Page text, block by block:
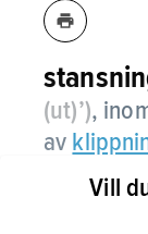
(ut)’),
av
från en
Vill